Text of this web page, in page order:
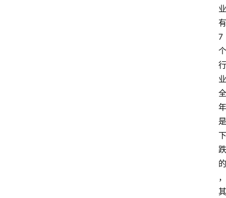
业
有
7
个
行
业
全
年
是
下
跌
的
，
其